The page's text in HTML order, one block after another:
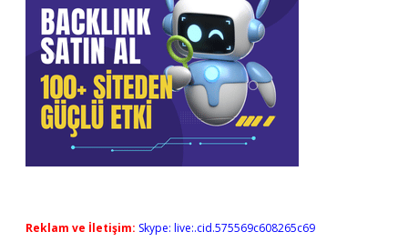
Reklam ve İletişim: Skype: live:.cid.575569c608265c69